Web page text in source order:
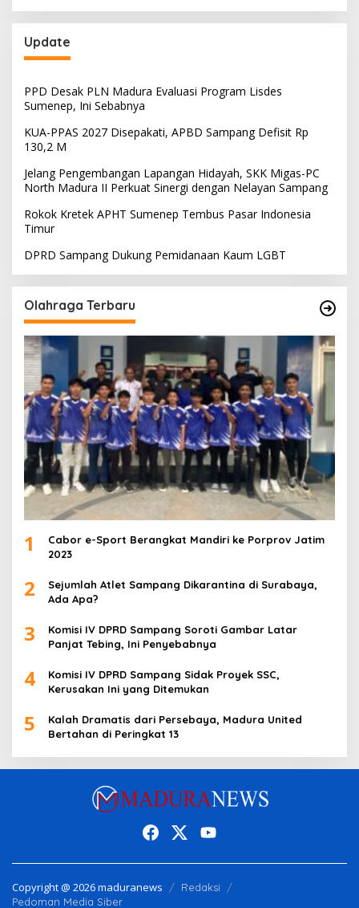
Update
PPD Desak PLN Madura Evaluasi Program Lisdes
Sumenep, Ini Sebabnya
KUA-PPAS 2027 Disepakati, APBD Sampang Defisit Rp
130,2 M
Jelang Pengembangan Lapangan Hidayah, SKK Migas-PC
North Madura II Perkuat Sinergi dengan Nelayan Sampang
Rokok Kretek APHT Sumenep Tembus Pasar Indonesia
Timur
DPRD Sampang Dukung Pemidanaan Kaum LGBT
Olahraga Terbaru
1
Cabor e-Sport Berangkat Mandiri ke Porprov Jatim
2023
2
Sejumlah Atlet Sampang Dikarantina di Surabaya,
Ada Apa?
3
Komisi IV DPRD Sampang Soroti Gambar Latar
Panjat Tebing, Ini Penyebabnya
4
Komisi IV DPRD Sampang Sidak Proyek SSC,
Kerusakan Ini yang Ditemukan
5
Kalah Dramatis dari Persebaya, Madura United
Bertahan di Peringkat 13
Copyright @ 2026 maduranews
Redaksi
Pedoman Media Siber